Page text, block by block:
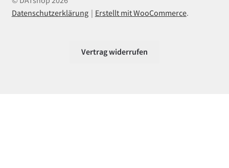
Datenschutzerklärung
Erstellt mit WooCommerce.
Vertrag widerrufen